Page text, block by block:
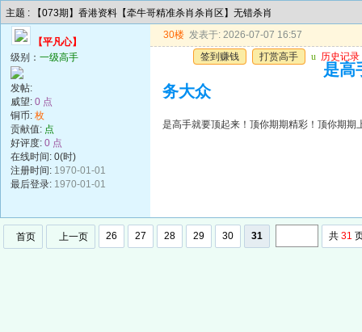
主题 : 【073期】香港资料【牵牛哥精准杀肖杀肖区】无错杀肖
【平凡心】
级别： 一级高手
发帖:
威望: 0 点
铜币: 枚
贡献值: 点
好评度: 0 点
在线时间: 0(时)
注册时间: 1970-01-01
最后登录: 1970-01-01
30楼 发表于: 2026-07-07 16:57
签到赚钱
打赏高手 u 历史记录
是高
务大众
是高手就要顶起来！顶你期期精彩！顶你期期
首页 上一页 26 27 28 29 30 31 共 31